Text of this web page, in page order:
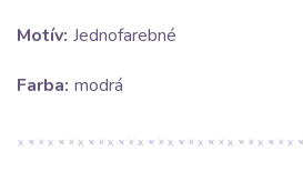
Motív: Jednofarebné
Farba: modrá